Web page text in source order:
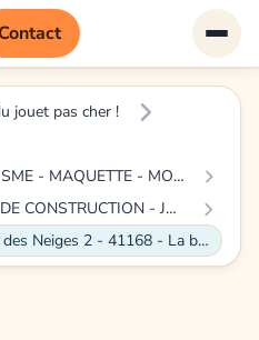
jouet pas cher !
CONSTRUCTION - MODELISME - MAQUETTE - MODELE REDUIT A CONSTRUIRE
JEU D'ASSEMBLAGE - JEU DE CONSTRUCTION - JEU DE MANIPULATION
LEGO® l Disney La Reine des Neiges 2 - 41168 - La boîte à bijoux d'Elsa